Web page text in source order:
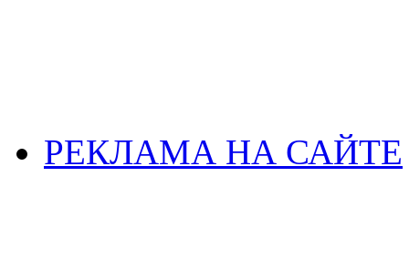
РЕКЛАМА НА САЙТЕ